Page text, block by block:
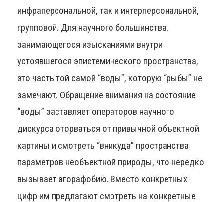
инфраперсональной, так и интерперсональной,
групповой. Для научного большинства,
занимающегося изысканиями внутри
устоявшегося эпистемического пространства,
это часть той самой “воды”, которую “рыбы” не
замечают. Обращение внимания на состояние
“воды” заставляет операторов научного
дискурса оторваться от привычной объектной
картины и смотреть “вникуда” пространства
параметров необъектной природы, что нередко
вызывает агорафобию. Вместо конкретных
цифр им предлагают смотреть на конкретные